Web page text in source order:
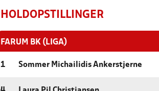
HOLDOPSTILLINGER
FARUM BK (LIGA)
1 Sommer Michailidis Ankerstjerne